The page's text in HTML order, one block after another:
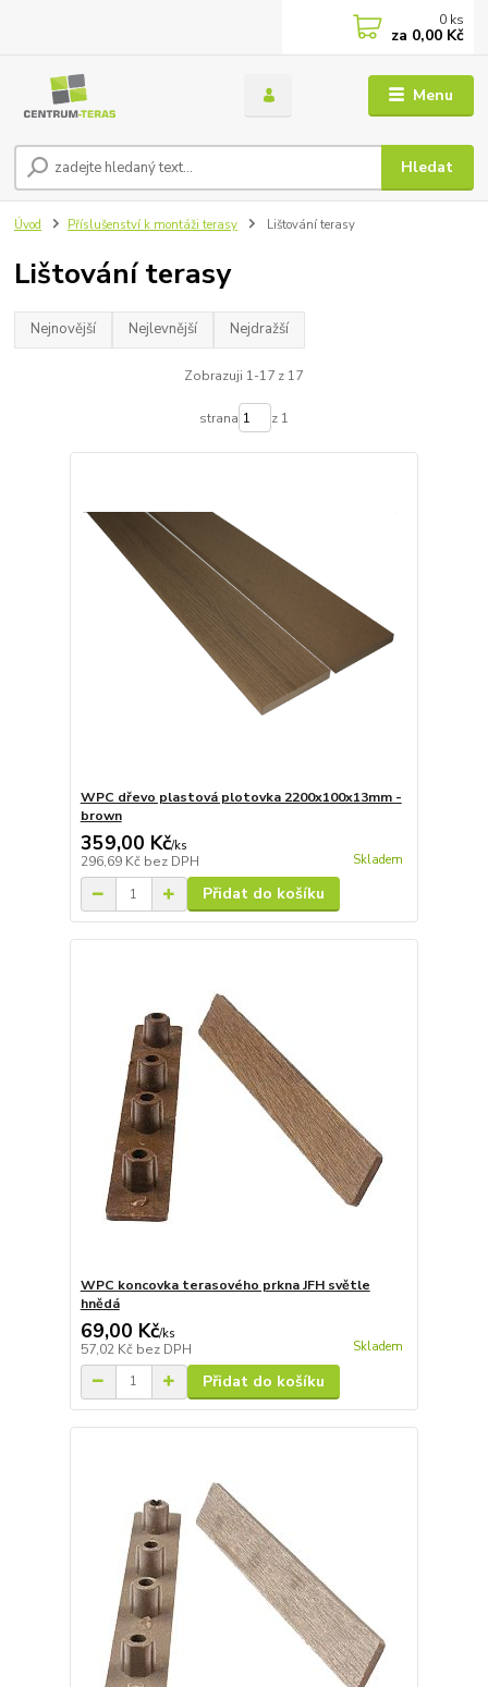
Menu
Hledat
0 ks
za 0,00 Kč
Úvod Příslušenství k montáži terasy Lištování terasy
Lištování terasy
Nejnovější Nejlevnější Nejdražší
Zobrazuji 1-17 z 17
strana z 1
WPC dřevo plastová plotovka 2200x100x13mm -
brown
359,00 Kč/ks
296,69 Kč bez DPH Skladem
Přidat do košíku
WPC koncovka terasového prkna JFH světle
hnědá
69,00 Kč/ks
57,02 Kč bez DPH Skladem
Přidat do košíku